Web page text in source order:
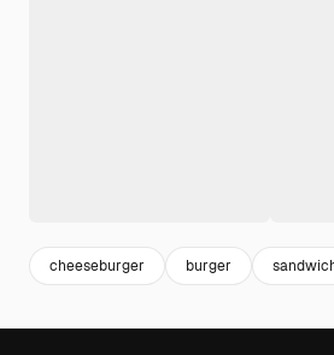
cheeseburger burger